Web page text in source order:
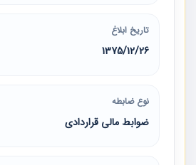
تاریخ ابلاغ
1375/12/26
نوع ضابطه
ضوابط مالی قراردادی